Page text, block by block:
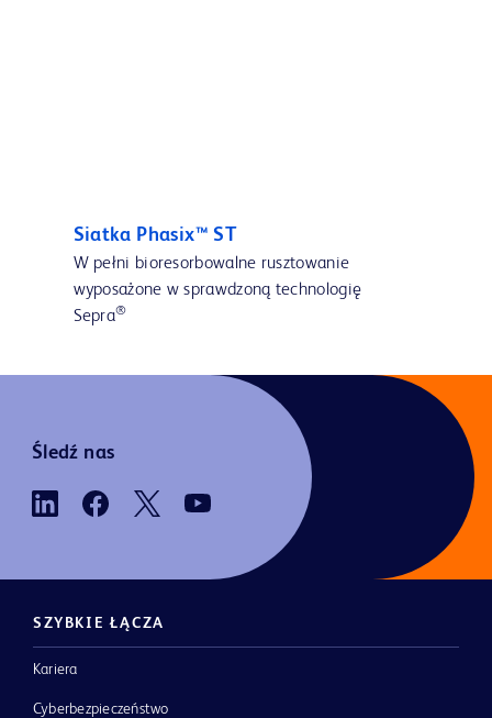
Siatka Phasix™ ST
W pełni bioresorbowalne rusztowanie
wyposażone w sprawdzoną technologię
Sepra®
Śledź nas
SZYBKIE ŁĄCZA
Kariera
Cyberbezpieczeństwo